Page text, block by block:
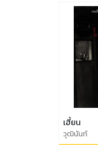
เฮี้ยน
วุฒินันท์